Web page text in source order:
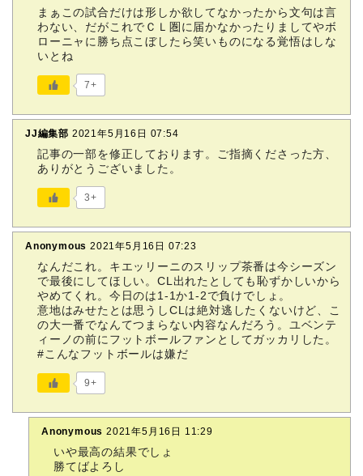
まぁこの試合だけは形しか欲してなかったから文句は言
わない、だがこれでＣＬ圏に届かなかったりましてやボ
ローニャに勝ち点こぼしたら笑いものになる覚悟はしな
いとね
7+
JJ編集部 2021年5月16日 07:54
記事の一部を修正しております。ご指摘くださった方、
ありがとうございました。
3+
Anonymous 2021年5月16日 07:23
なんだこれ。キエッリーニのスリップ茶番は今シーズン
で最後にしてほしい。CL出れたとしても恥ずかしいから
やめてくれ。今日のは1-1か1-2で負けでしょ。
意地はみせたとは思うしCLは絶対逃したくないけど、こ
の大一番でなんてつまらない内容なんだろう。ユベンテ
ィーノの前にフットボールファンとしてガッカリした。
#こんなフットボールは嫌だ
9+
Anonymous 2021年5月16日 11:29
いや最高の結果でしょ
勝てばよろし